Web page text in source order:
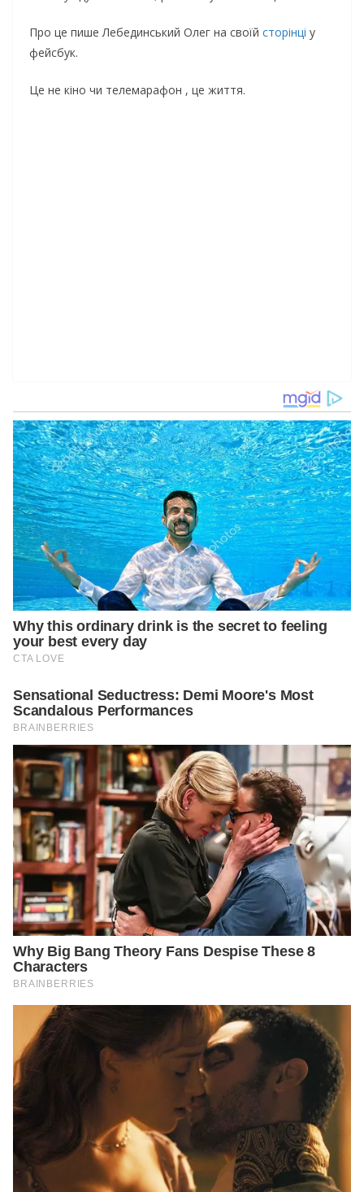
Про це пише Лебединський Олег на своїй сторінці у
фейсбук.
Це не кіно чи телемарафон , це життя.